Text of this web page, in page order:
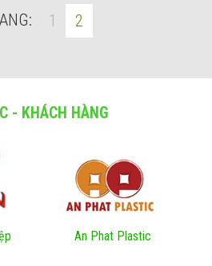
1 2
- KHÁCH HÀNG
An Phat Plastic